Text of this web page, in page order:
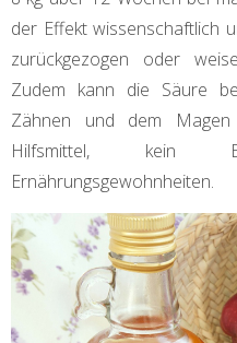
der Effekt wissenschaftlich
zurückgezogen oder
Zudem kann die Säure
Zähnen und dem
Hilfsmittel, kein
Ernährungsgewohnheiten.